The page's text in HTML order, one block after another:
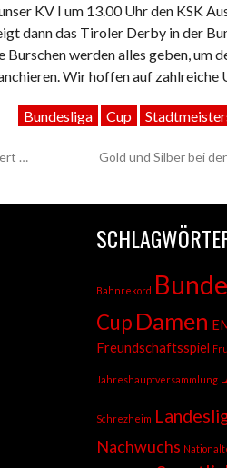
KV I um 13.00 Uhr den KSK
dann das Tiroler Derby in der
Burschen werden alles geben, um
Wir hoffen auf zahlreiche
Bundesliga Cup
… Gold und Silber bei
Bahnrekord
Cup Damen
Freundschaftsspiel
Jahreshauptversammlung
Schrezheim
Nachwuchs